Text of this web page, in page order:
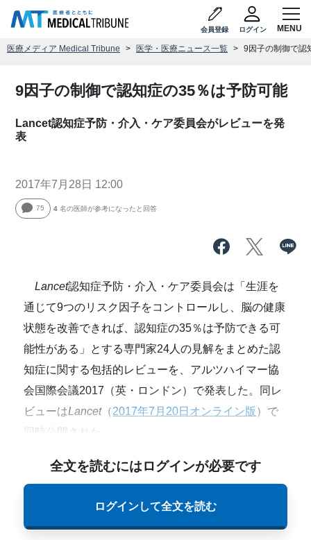
会員登録 ログイン
医療メディア Medical Tribune 医学・医療ニュース一覧 9因子の制御で認
9因子の制御で認知症の35％は予防可能
Lancet認知症予防・介入・ケア委員会がレビューを発
表
2017年7月28日 12:00
75 4 名の医師が参考になったと回答
Lancet認知症予防・介入・ケア委員会は「生涯を
通じて9つのリスク因子をコントロールし、脳の健康
状態を改善できれば、認知症の35％は予防できる可
能性がある」とする専門家24人の見解をまとめた認
知症に関する包括的レビューを、アルツハイマー協
会国際会議2017（英・ロンドン）で発表した。同レ
ビューはLancet（2017年7月20日オンライン版 ）で
同時公開された。
全文を読むにはログインが必要です
ログインして全文を読む